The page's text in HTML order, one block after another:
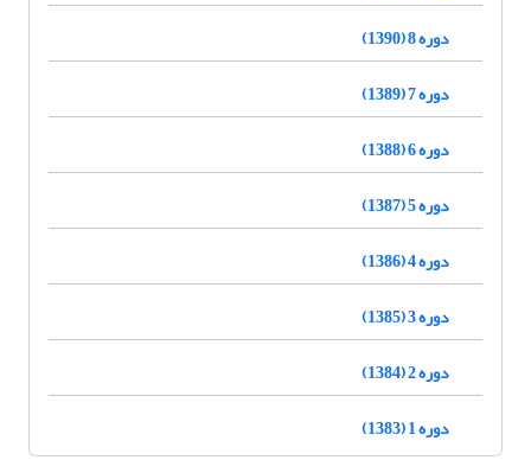
دوره 8 (1390)
دوره 7 (1389)
دوره 6 (1388)
دوره 5 (1387)
دوره 4 (1386)
دوره 3 (1385)
دوره 2 (1384)
دوره 1 (1383)